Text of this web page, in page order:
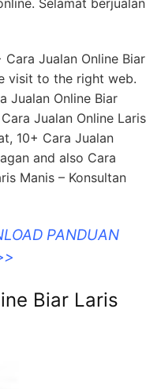
Jualan Online Biar
visit to the right web.
Jualan Online Biar
Jualan Online Laris
10+ Cara Jualan
and also Cara
Manis – Konsultan
PANDUAN
Biar Laris